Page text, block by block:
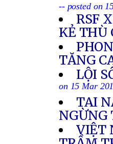
-- posted on
RSF
KẺ THÙ
TĂNG
LỘI
on 15 Mar
TAI
NGỪNG
VIỆT